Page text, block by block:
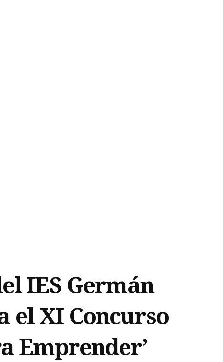
IES Germán
el XI Concurso
Emprender’